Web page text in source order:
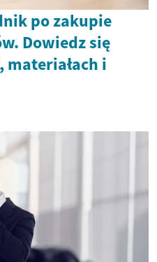
po zakupie
Dowiedz się
materiałach i